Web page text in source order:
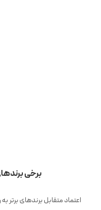
برخی
اعتماد متقابل برندهای برتر